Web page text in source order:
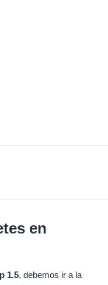
en
1.5, debemos ir a la